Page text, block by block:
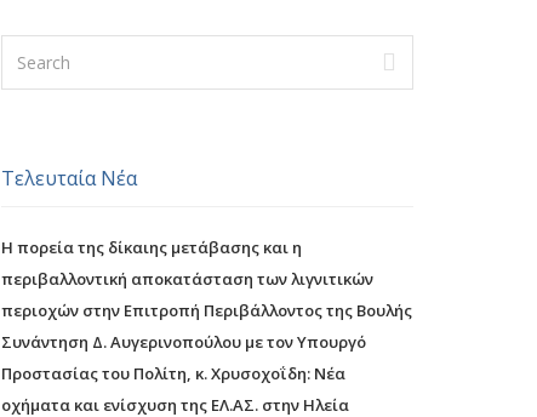
Τελευταία Νέα
Η πορεία της δίκαιης μετάβασης και η
περιβαλλοντική αποκατάσταση των λιγνιτικών
περιοχών στην Επιτροπή Περιβάλλοντος της Βουλής
Συνάντηση Δ. Αυγερινοπούλου με τον Υπουργό
Προστασίας του Πολίτη, κ. Χρυσοχοΐδη: Νέα
οχήματα και ενίσχυση της ΕΛ.ΑΣ. στην Ηλεία